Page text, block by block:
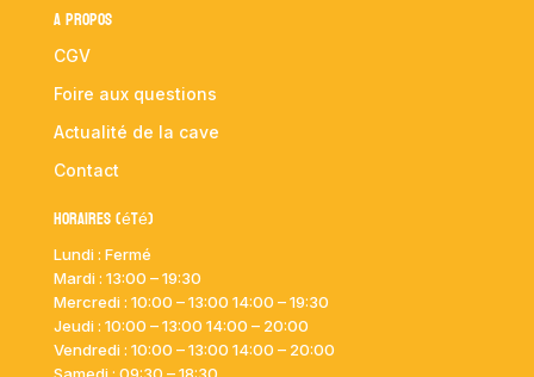
A propos
CGV
Foire aux questions
Actualité de la cave
Contact
Horaires (été)
Lundi : Fermé
Mardi : 13:00 – 19:30
Mercredi : 10:00 – 13:00 14:00 – 19:30
Jeudi : 10:00 – 13:00 14:00 – 20:00
Vendredi : 10:00 – 13:00 14:00 – 20:00